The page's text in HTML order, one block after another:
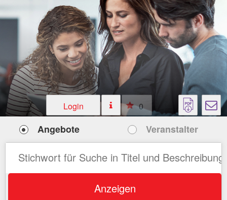
Login 0
Angebote Veranstalter
Anzeigen